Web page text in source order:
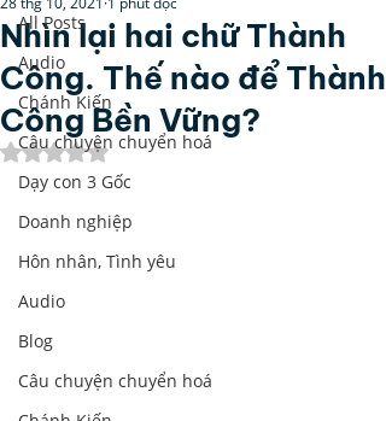
All Posts
Audio
Chánh Kiến
Câu chuyện chuyển hoá
Dạy con 3 Gốc
Doanh nghiệp
Hôn nhân, Tình yêu
Audio
Blog
Câu chuyện chuyển hoá
Nhìn lại hai chữ Thành
Công. Thế nào để Thành
Công Bền Vững?
Đã xếp hạng NaN/5 sao.